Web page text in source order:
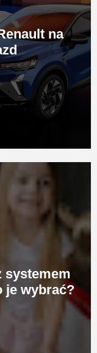
na
systemem
je wybrać?